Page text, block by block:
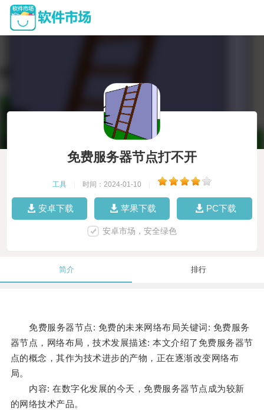
免费服务器节点打不开
工具 时间：2024-01-10
安卓下载 苹果下载 PC下载
安卓市场，安全绿色
简介 排行
免费服务器节点: 免费的未来网络布局关键词: 免费服务
器节点，网络布局，技术发展描述: 本文介绍了免费服务器节
点的概念，其作为技术进步的产物，正在逐渐改变网络布
局。
内容: 在数字化发展的今天，免费服务器节点成为较新
的网络技术产品。